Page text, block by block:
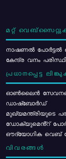
മറ്റ്
നാഷണൽ
കേന്ദ്ര വനം
പ്രധാനപ്പെട്ട
ഓൺലൈൻ
ഡാഷ്ബോർഡ്
മുഖ്യമന്ത്രിയുടെ
ഡോക്യുമെൻ്റ്
ഔദ്യോഗിക വെബ്
വിവരങ്ങൾ